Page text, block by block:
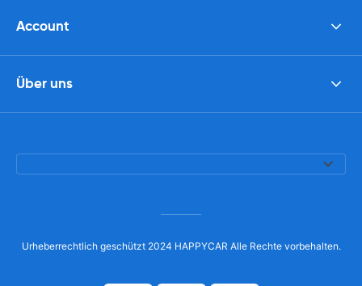
Account
Über uns
Urheberrechtlich geschützt 2024 HAPPYCAR Alle Rechte vorbehalten.